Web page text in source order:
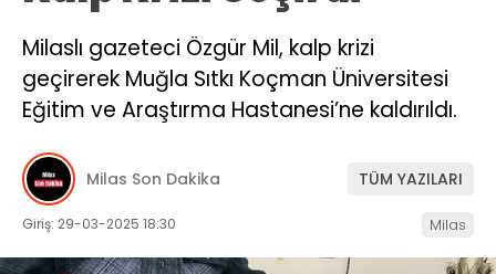
EKONOMI
SPOR
VEFAT
GENEL
İLETIŞIM
KÜNYE
Milaslı gazeteci Özgür Mil, kalp krizi
geçirerek Muğla Sıtkı Koçman Üniversitesi
Eğitim ve Araştırma Hastanesi’ne kaldırıldı.
Milas Son Dakika TÜM YAZILARI
Giriş: 29-03-2025 18:30 Milas